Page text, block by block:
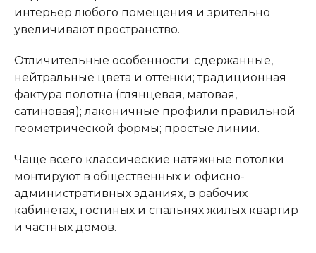
интерьер любого помещения и зрительно
увеличивают пространство.
Отличительные особенности: сдержанные,
нейтральные цвета и оттенки; традиционная
фактура полотна (глянцевая, матовая,
сатиновая); лаконичные профили правильной
геометрической формы; простые линии.
Чаще всего классические натяжные потолки
монтируют в общественных и офисно-
административных зданиях, в рабочих
кабинетах, гостиных и спальнях жилых квартир
и частных домов.